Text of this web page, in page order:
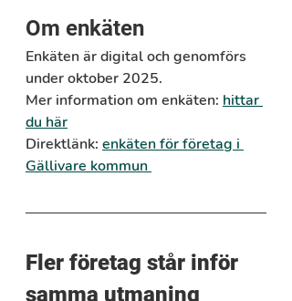
Om enkäten
Enkäten är digital och genomförs
under oktober 2025.
Mer information om enkäten: hittar
du här
Direktlänk: enkäten för företag i
Gällivare kommun
Fler företag står inför
samma utmaning